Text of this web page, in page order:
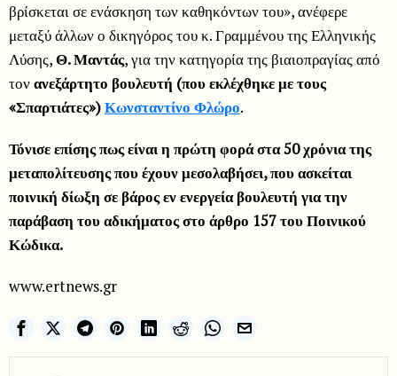
βρίσκεται σε ενάσκηση των καθηκόντων του», ανέφερε
μεταξύ άλλων ο δικηγόρος του κ. Γραμμένου της Ελληνικής
Λύσης,Θ. Μαντάς, για την κατηγορία της βιαιοπραγίας από
τονανεξάρτητο βουλευτή (που εκλέχθηκε με τους
«Σπαρτιάτες»)Κωνσταντίνο Φλώρο.
Τόνισε επίσης πως είναι η πρώτη φορά στα 50 χρόνια της
μεταπολίτευσης που έχουν μεσολαβήσει, που ασκείται
ποινική δίωξη σε βάρος εν ενεργεία βουλευτή για την
παράβαση του αδικήματος στο άρθρο 157 του Ποινικού
Κώδικα.
www.ertnews.gr